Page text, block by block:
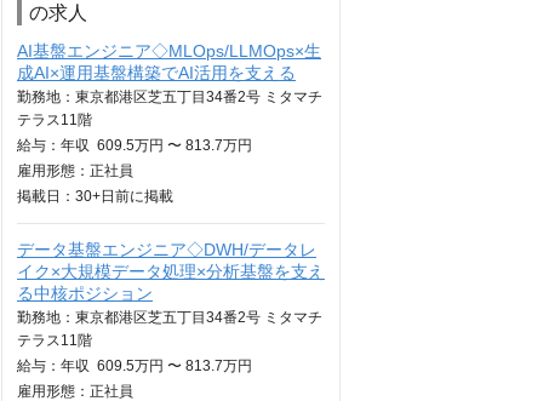
の求人
AI基盤エンジニア◇MLOps/LLMOps×生
成AI×運用基盤構築でAI活用を支える
勤務地：東京都港区芝五丁目34番2号 ミタマチ
テラス11階
給与： 年収 609.5万円 〜 813.7万円
雇用形態：正社員
掲載日： 30+日 前に掲載
データ基盤エンジニア◇DWH/データレ
イク×大規模データ処理×分析基盤を支え
る中核ポジション
勤務地：東京都港区芝五丁目34番2号 ミタマチ
テラス11階
給与： 年収 609.5万円 〜 813.7万円
雇用形態：正社員